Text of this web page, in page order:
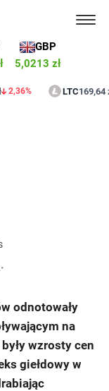
GBP
5,0213 zł
LTC 169,64 zł
•
odnotowały
na
wzrosty cen
giełdowy w